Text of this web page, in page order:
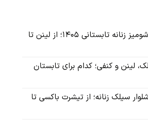
مدل‌های جدید شومیز زنانه تابستانی ۱۴۰۵؛ از لینن تا
لینن و کنفی؛ کدام برای تابستان
سیلک زنانه؛ از تیشرت باکسی تا